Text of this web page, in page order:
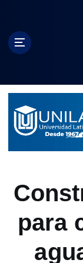
c
para